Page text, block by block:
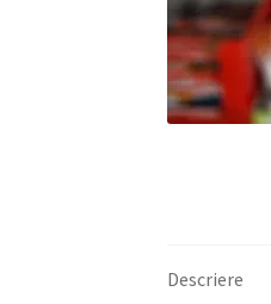
Descriere